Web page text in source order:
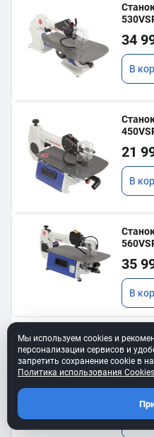
34
В
21
В
35
В
для
Мы используем cookies и
персонализации сервисов и
запретить сохранение cookie в
Политика использования Cookies